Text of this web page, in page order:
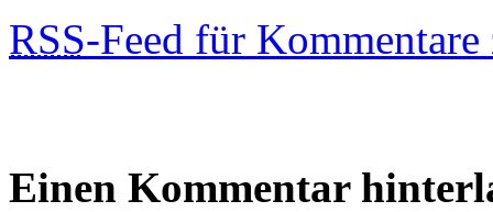
RSS-Feed für
Einen Kommentar